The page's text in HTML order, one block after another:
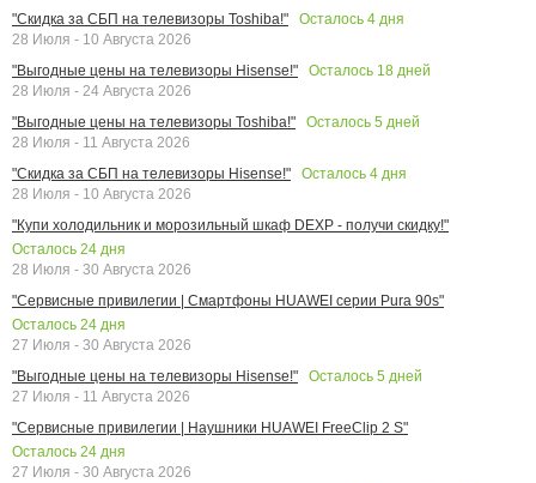
"Скидка за СБП на телевизоры Toshiba!"
Осталось 4 дня
28 Июля - 10 Августа 2026
"Выгодные цены на телевизоры Hisense!"
Осталось 18 дней
28 Июля - 24 Августа 2026
"Выгодные цены на телевизоры Toshiba!"
Осталось 5 дней
28 Июля - 11 Августа 2026
"Скидка за СБП на телевизоры Hisense!"
Осталось 4 дня
28 Июля - 10 Августа 2026
"Купи холодильник и морозильный шкаф DEXP - получи скидку!"
Осталось 24 дня
28 Июля - 30 Августа 2026
"Сервисные привилегии | Смартфоны HUAWEI серии Pura 90s"
Осталось 24 дня
27 Июля - 30 Августа 2026
"Выгодные цены на телевизоры Hisense!"
Осталось 5 дней
27 Июля - 11 Августа 2026
"Сервисные привилегии | Наушники HUAWEI FreeClip 2 S"
Осталось 24 дня
27 Июля - 30 Августа 2026